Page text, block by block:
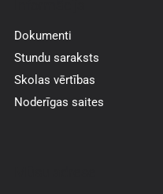
Dokumenti
Stundu saraksts
Skolas vērtības
Noderīgas saites